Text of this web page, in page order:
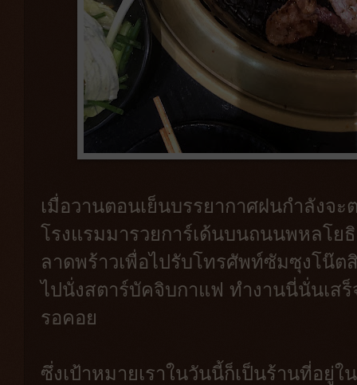
เมื่อวานตอนเย็นบรรยากาศฝนกำลังจ
โรงแรมมารวยการ์เด้นบนถนนพหลโย
ลาดพร้าวเพื่อไปรับโทรศัพท์ซัมซุงโน๊
ไปนั่งสตาร์บัคจิบกาแฟ ทำงานนี่นั่นเส
รอคอย
ซึ่งเป้าหมายเราในวันนี้ก็เป็นร้านที่อยู่